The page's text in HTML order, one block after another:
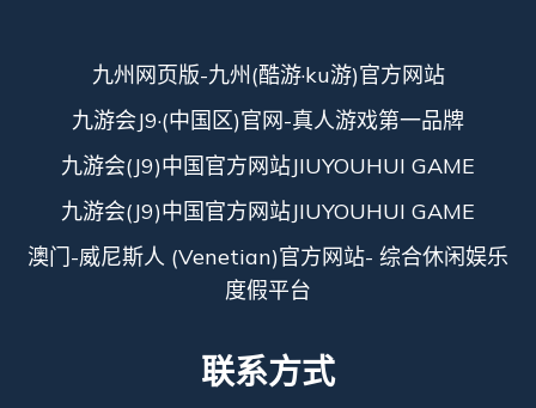
九州网页版-九州(酷游·ku游)官方网站
九游会J9·(中国区)官网-真人游戏第一品牌
九游会(J9)中国官方网站JIUYOUHUI GAME
九游会(J9)中国官方网站JIUYOUHUI GAME
澳门-威尼斯人 (Venetian)官方网站- 综合休闲娱乐
度假平台
联系方式